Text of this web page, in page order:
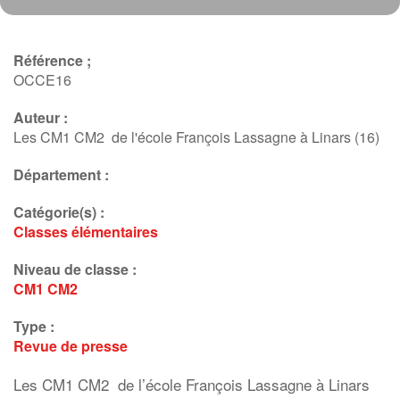
Référence ;
OCCE16
Auteur :
Les CM1 CM2 de l'école François Lassagne à Linars (16)
Département :
Catégorie(s) :
Classes élémentaires
Niveau de classe :
CM1 CM2
Type :
Revue de presse
Les CM1 CM2 de l’école François Lassagne à Linars